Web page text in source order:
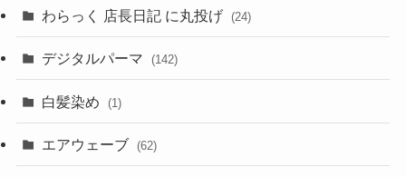
わらっく 店長日記 に丸投げ (24)
デジタルパーマ (142)
白髪染め (1)
エアウェーブ (62)